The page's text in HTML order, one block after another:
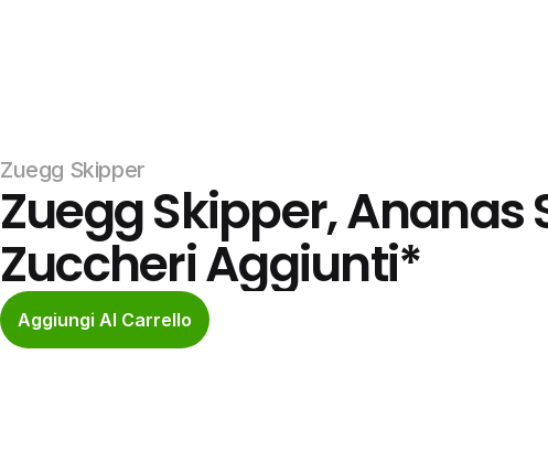
Zuegg Skipper
Zuegg Skipper, Ananas
Zuccheri Aggiunti*
Aggiungi Al Carrello